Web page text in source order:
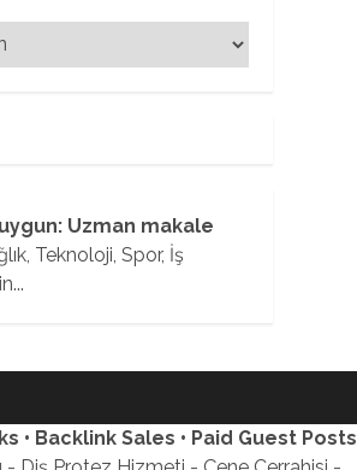
Uzman makale
Teknoloji, Spor, İş
• Backlink Sales • Paid Guest Posts